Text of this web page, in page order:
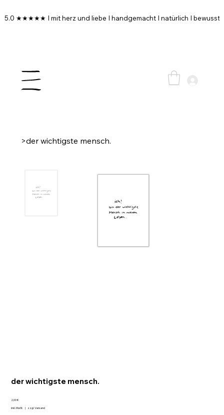
5.0 ★★★★★ I mit herz und liebe I handgemacht I natürlich I bewusst
>der wichtigste mensch.
der wichtigste mensch.
Preis
2,00 €
inkl. MwSt. | zzgl. Versand